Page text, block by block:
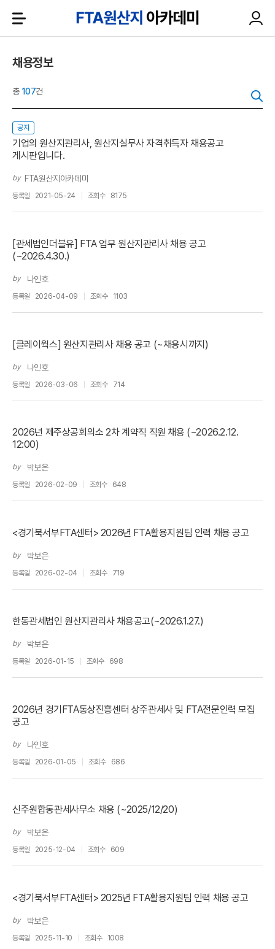
채용정보
총 107건
공지
기업의 원산지관리사, 원산지실무사 자격취득자 채용공고
게시판입니다.
by FTA원산지아카데미
등록일 2021-05-24 조회수 8175
[관세법인더블유] FTA 업무 원산지관리사 채용 공고
(~2026.4.30.)
by 나인호
등록일 2026-04-09 조회수 1103
[클레이웍스] 원산지관리사 채용 공고 (~채용시까지)
by 나인호
등록일 2026-03-06 조회수 714
2026년 제주상공회의소 2차 계약직 직원 채용 (~2026.2.12.
12:00)
by 박보은
등록일 2026-02-09 조회수 648
<경기북서부FTA센터> 2026년 FTA활용지원팀 인력 채용 공고
by 박보은
등록일 2026-02-04 조회수 719
한동관세법인 원산지관리사 채용공고(~2026.1.27.)
by 박보은
등록일 2026-01-15 조회수 698
2026년 경기FTA통상진흥센터 상주관세사 및 FTA전문인력 모집
공고
by 나인호
등록일 2026-01-05 조회수 686
신주원합동관세사무소 채용 (~2025/12/20)
by 박보은
등록일 2025-12-04 조회수 609
<경기북서부FTA센터> 2025년 FTA활용지원팀 인력 채용 공고
by 박보은
등록일 2025-11-10 조회수 1008